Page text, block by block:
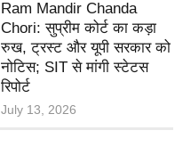
Ram Mandir Chanda
Chori: सुप्रीम कोर्ट का कड़ा
रुख, ट्रस्ट और यूपी सरकार को
नोटिस; SIT से मांगी स्टेटस
रिपोर्ट
July 13, 2026